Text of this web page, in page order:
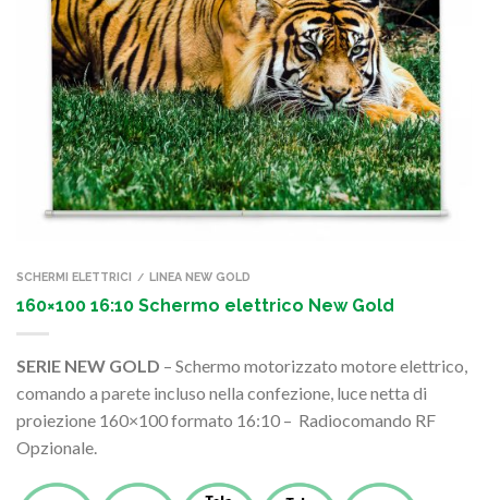
SCHERMI ELETTRICI / LINEA NEW GOLD
160×100 16:10 Schermo elettrico New Gold
SERIE NEW GOLD – Schermo motorizzato motore elettrico,
comando a parete incluso nella confezione, luce netta di
proiezione 160×100 formato 16:10 – Radiocomando RF
Opzionale.